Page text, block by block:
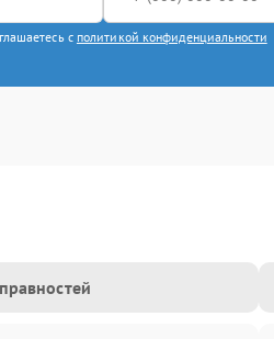
с политикой конфиденциальности